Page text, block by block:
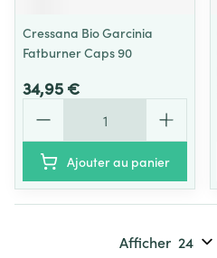
Cressana Bio Garcinia
Fatburner Caps 90
34,95 €
Ajouter au panier
Afficher